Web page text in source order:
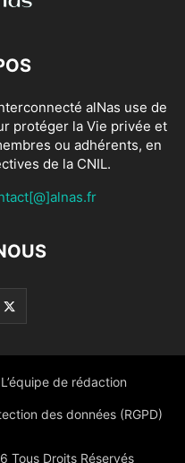
alNas use de
protéger la Vie privée et
ou adhérents, en
de la CNIL.
L’équipe de rédaction
des données (RGPD)
Tous Droits Réservés